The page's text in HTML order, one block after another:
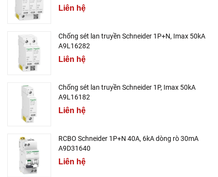
Liên hệ
Chống sét lan truyền Schneider 1P+N, Imax 50kA
A9L16282
Liên hệ
Chống sét lan truyền Schneider 1P, Imax 50kA
A9L16182
Liên hệ
RCBO Schneider 1P+N 40A, 6kA dòng rò 30mA
A9D31640
Liên hệ